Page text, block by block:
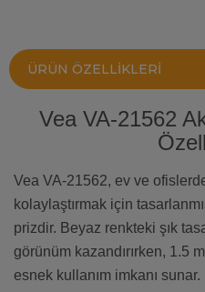
ÜRÜN ÖZELLIKLERI
Vea VA-21562
Vea VA-21562, ev ve
kolaylaştırmak için
prizdir. Beyaz renkteki şık
görünüm kazandırırken, 1.5
esnek kullanım imkanı sunar.